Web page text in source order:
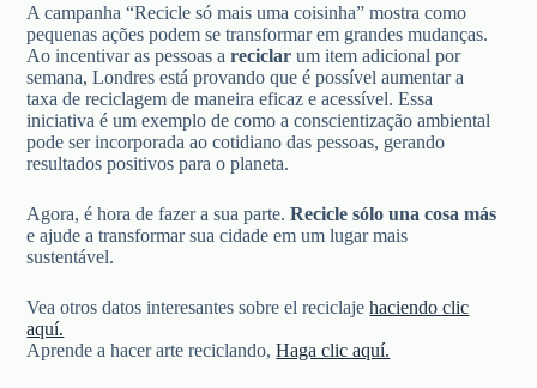
A campanha “Recicle só mais uma coisinha” mostra como
pequenas ações podem se transformar em grandes mudanças.
Ao incentivar as pessoas areciclar um item adicional por
semana, Londres está provando que é possível aumentar a
taxa de reciclagem de maneira eficaz e acessível. Essa
iniciativa é um exemplo de como a conscientização ambiental
pode ser incorporada ao cotidiano das pessoas, gerando
resultados positivos para o planeta.
Agora, é hora de fazer a sua parte.Recicle sólo una cosa más
e ajude a transformar sua cidade em um lugar mais
sustentável.
Vea otros datos interesantes sobre el reciclajehaciendo clic
aquí.
Aprende a hacer arte reciclando,Haga clic aquí.